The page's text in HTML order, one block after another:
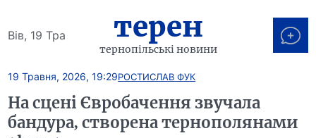
Вів, 19 Тра терен
тернопільські новини
19 Травня, 2026, 19:29РОСТИСЛАВ ФУК
На сцені Євробачення звучала
бандура, створена тернополянами